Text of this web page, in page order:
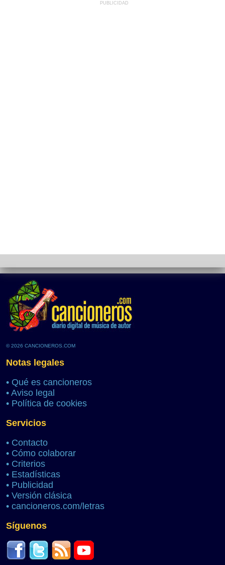
PUBLICIDAD
© 2026 CANCIONEROS.COM
Notas legales
• Qué es cancioneros
• Aviso legal
• Política de cookies
Servicios
• Contacto
• Cómo colaborar
• Criterios
• Estadísticas
• Publicidad
• Versión clásica
• cancioneros.com/letras
Síguenos